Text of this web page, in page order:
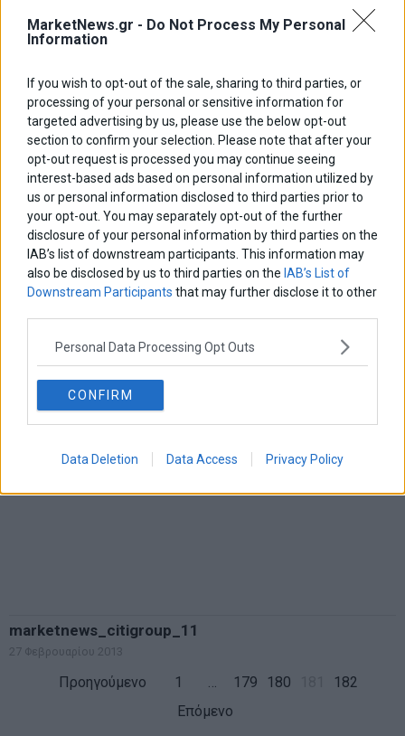
MarketNews.gr - Do Not Process My Personal
Information
If you wish to opt-out of the sale, sharing to third parties, or
processing of your personal or sensitive information for
targeted advertising by us, please use the below opt-out
section to confirm your selection. Please note that after your
opt-out request is processed you may continue seeing
interest-based ads based on personal information utilized by
us or personal information disclosed to third parties prior to
your opt-out. You may separately opt-out of the further
disclosure of your personal information by third parties on the
IAB’s list of downstream participants. This information may
also be disclosed by us to third parties on the IAB’s List of
Downstream Participants that may further disclose it to other
Personal Data Processing Opt Outs
CONFIRM
Data Deletion Data Access Privacy Policy
marketnews_citigroup_5
27 Φεβρουαρίου 2013
marketnews_citigroup_12
27 Φεβρουαρίου 2013
marketnews_citigroup_9
27 Φεβρουαρίου 2013
marketnews_citigroup_11
27 Φεβρουαρίου 2013
Προηγούμενο 1 … 179 180
182
Επόμενο